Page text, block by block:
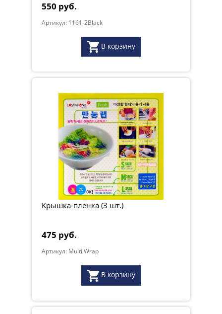
550 руб.
Артикул: 1161-2Black
В корзину
Крышка-пленка (3 шт.)
475 руб.
Артикул: Multi Wrap
В корзину